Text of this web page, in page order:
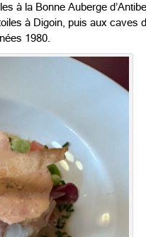
à la Bonne Auberge
à Digoin, puis aux caves
1980.